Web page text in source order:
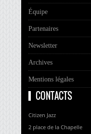
Équipe
Partenaires
Newsletter
Archives
Mentions légales
CONTACTS
Citizen Jazz
2 place de la Chapelle